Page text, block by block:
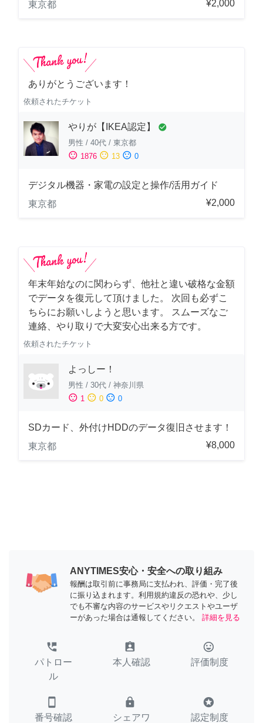
東京都 ¥2,000
ありがとうございます！
依頼されたチケット
やりが【IKEA認定】 check_circle
男性 / 40代 / 東京都
sentiment_satisfied 1876 sentiment_neutral 13 sentiment_dissatisfied 0
デジタル機器・家電の設定と操作/活用ガイド
東京都
¥2,000
年末年始なのに関わらず、他社と違い破格な金額
でデータを復元して頂けました。 次回も必ずこ
ちらにお願いしようと思います。 スムーズなご
連絡、やり取りで大変安心出来る方です。
依頼されたチケット
よっしー！
男性 / 30代 / 神奈川県
sentiment_satisfied 1 sentiment_neutral 0 sentiment_dissatisfied 0
SDカード、外付けHDDのデータ復旧させます！
東京都
¥8,000
ANYTIMES安心・安全への取り組み
報酬は取引前に事務局に支払われ、評価・完了後
に振り込まれます。利用規約違反の恐れや、少し
でも不審な内容のサービスやリクエストやユーザ
ーがあった場合は通報してください。
詳細を見る
perm_phone_msg
パトロー
ル
assignment_ind
本人確認
tag_faces
評価制度
smartphone
番号確認
lock
シェアワ
stars
認定制度